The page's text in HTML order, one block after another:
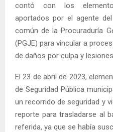
contó con los
aportados por el agente
común de la Procuraduría
(PGJE) para vincular a
de daños por culpa y lesiones.
El 23 de abril de 2023,
de Seguridad Pública
un recorrido de seguridad y
reporte para trasladarse al
referida, ya que se había